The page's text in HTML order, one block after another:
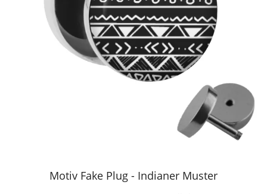
Motiv Fake Plug - Indianer Muster